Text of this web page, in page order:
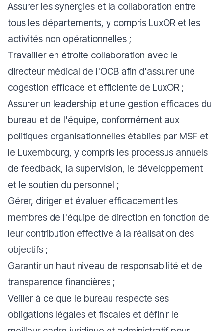
Assurer les synergies et la collaboration entre
tous les départements, y compris LuxOR et les
activités non opérationnelles ;
Travailler en étroite collaboration avec le
directeur médical de l'OCB afin d'assurer une
cogestion efficace et efficiente de LuxOR ;
Assurer un leadership et une gestion efficaces du
bureau et de l'équipe, conformément aux
politiques organisationnelles établies par MSF et
le Luxembourg, y compris les processus annuels
de feedback, la supervision, le développement
et le soutien du personnel ;
Gérer, diriger et évaluer efficacement les
membres de l'équipe de direction en fonction de
leur contribution effective à la réalisation des
objectifs ;
Garantir un haut niveau de responsabilité et de
transparence financières ;
Veiller à ce que le bureau respecte ses
obligations légales et fiscales et définir le